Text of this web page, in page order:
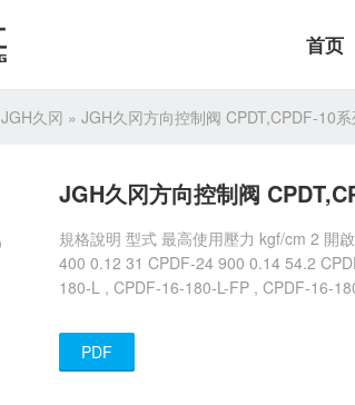
首页
JGH久冈 » JGH久冈方向控制阀 CPDT,CPDF-10
JGH久冈方向控制阀
規格說明 型式 最高使用壓力 kgf/cm 2 開
400 0.12 31 CPDF-24 900 0.14 54.2
180-L , CPDF-16-180-L-FP , CPDF-16-
PDF